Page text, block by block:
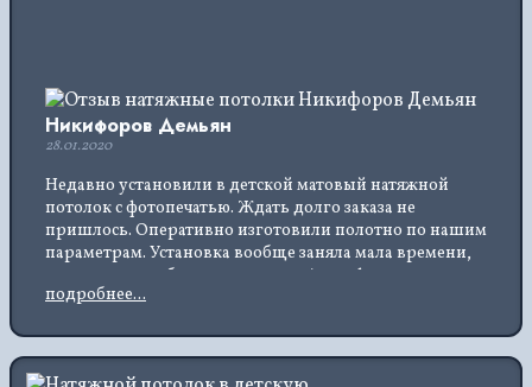
Никифоров Демьян
28.01.2020
Недавно установили в детской матовый натяжной
потолок с фотопечатью. Ждать долго заказа не
пришлось. Оперативно изготовили полотно по нашим
параметрам. Установка вообще заняла мала времени,
видно, что у ребят опыта много. Атмосфера в комнате
стала спокойной, в глаза не отсвечивает. Цена вполне
подробнее...